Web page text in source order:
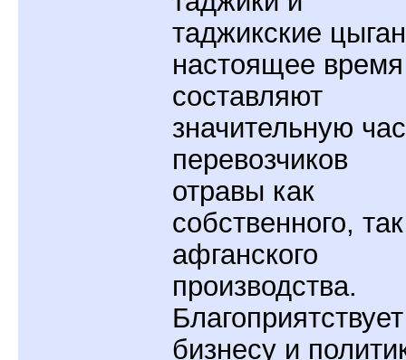
таджикские
настоящее время
составляют
значительную
перевозчиков
отравы как
собственного,
афганского
производства.
бизнесу и